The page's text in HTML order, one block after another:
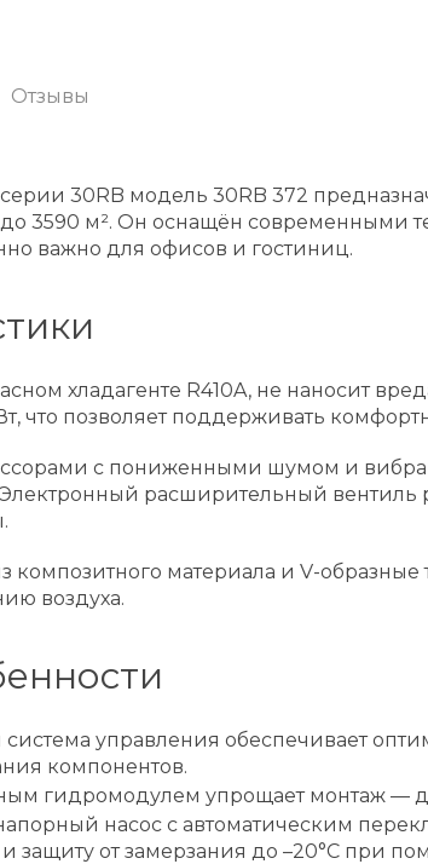
Отзывы
30RB модель 30RB 372
м². Он оснащён современными
важно для офисов и гостиниц.
хладагенте R410A, не наносит
что позволяет поддерживать
с пониженными шумом и
расширительный
материала и V-
воздуха.
управления обеспечивает
компонентов.
гидромодулем упрощает монтаж —
насос с автоматическим
защиту от замерзания до –20°С при